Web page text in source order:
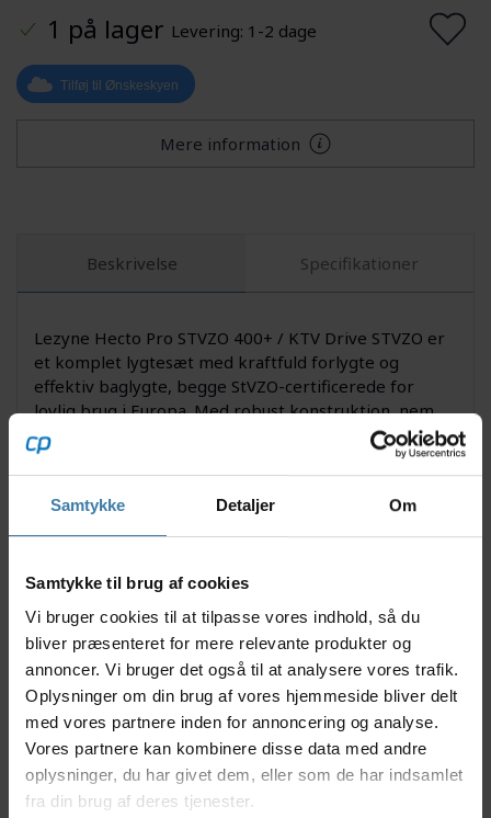
Samtykke Detaljer Om
Samtykke til brug af cookies
Vi bruger cookies til at tilpasse vores indhold, så du
bliver præsenteret for mere relevante produkter og
annoncer. Vi bruger det også til at analysere vores trafik.
Oplysninger om din brug af vores hjemmeside bliver delt
med vores partnere inden for annoncering og analyse.
Vores partnere kan kombinere disse data med andre
oplysninger, du har givet dem, eller som de har indsamlet
fra din brug af deres tjenester.
1 på lager Levering: 1-2 dage
Tilføj til Ønskeskyen
Mere information
Beskrivelse Specifikationer
Lezyne Hecto Pro STVZO 400+ / KTV Drive STVZO er
et komplet lygtesæt med kraftfuld forlygte og
effektiv baglygte, begge StVZO-certificerede for
lovlig brug i Europa. Med robust konstruktion, nem
opladning og lang driftstid er dette sæt ideelt til
pendlere og cyklister, der vil have en sikker og
driftssikker belysningsløsning.
driftstid
Baglygte: op til 11 lumen med op til 12 timers
driftstid
StVZO-optimerede linser for korrekt og lovlig
lysspredning
USB-C opladning på forlygten, integreret USB-
stick på baglygten
Robust og vandtæt design (IPX7-certificeret)
Kompatibel med Lezyne Infinite Light Power
Pack+ for ekstra batterilevetid